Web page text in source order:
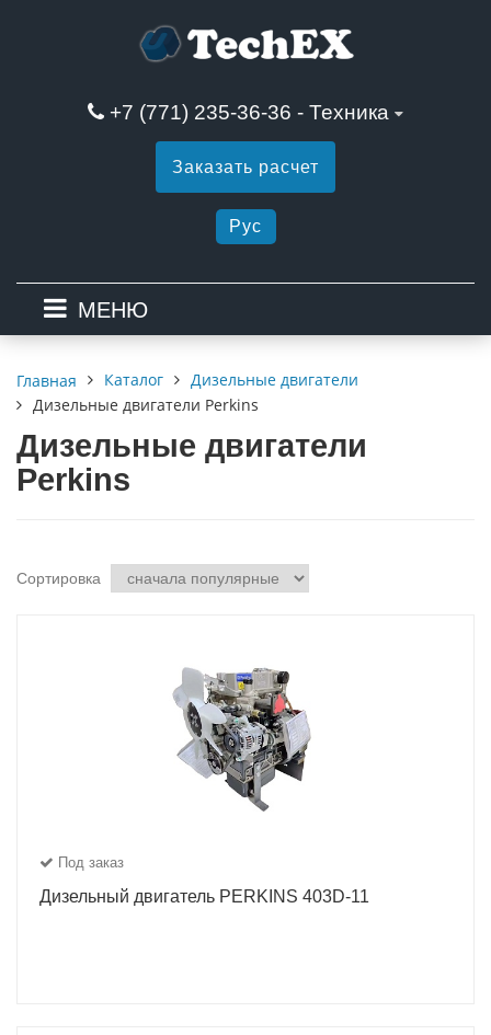
+7 (771) 235-36-36 - Техника
Заказать расчет
Рус
МЕНЮ
Главная Каталог
Дизельные двигатели
Дизельные двигатели Perkins
Дизельные двигатели
Perkins
Сортировка
Под заказ
Дизельный двигатель PERKINS 403D-11